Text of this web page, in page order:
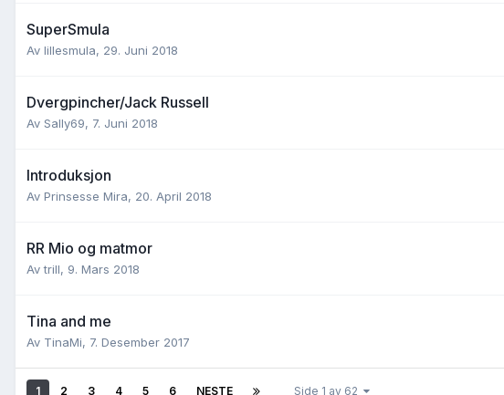
SuperSmula
Av lillesmula, 29. Juni 2018
Dvergpincher/Jack Russell
Av Sally69, 7. Juni 2018
Introduksjon
Av Prinsesse Mira, 20. April 2018
RR Mio og matmor
Avtrill, 9. Mars 2018
Tina and me
Av TinaMi, 7. Desember 2017
1 2 3 4 5 6 NESTE Side 1 av 62